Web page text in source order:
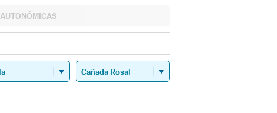
AUTONÓMICAS